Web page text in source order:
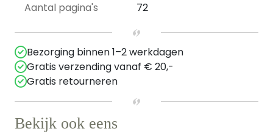
Aantal pagina's
72
Bezorging binnen 1–2 werkdagen
Gratis verzending vanaf € 20,-
Gratis retourneren
Bekijk ook eens